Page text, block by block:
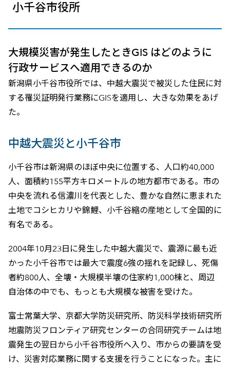
小千谷市役所
大規模災害が発生したときGIS はどのように
行政サービスへ適用できるのか
新潟県小千谷市役所では、中越大震災で被災した住民に対
する罹災証明発行業務にGISを適用し、大きな効果をあげ
た。
中越大震災と小千谷市
小千谷市は新潟県のほぼ中央に位置する、人口約40,000
人、面積約155平方キロメートルの地方都市である。市の
中央を流れる信濃川を代表とした、豊かな自然に恵まれた
土地でコシヒカリや錦鯉、小千谷縮の産地として全国的に
有名である。
2004年10月23日に発生した中越大震災で、震源に最も近
かった小千谷市では最大で震度6強の揺れを記録し、死傷
者約800人、全壊・大規模半壊の住家約1,000棟と、周辺
自治体の中でも、もっとも大規模な被害を受けた。
富士常葉大学、京都大学防災研究所、防災科学技術研究所
地震防災フロンティア研究センターの合同研究チームは地
震発生の翌日から小千谷市役所へ入り、市からの要請を受
け、災害対応業務に関する支援を行うことになった。主に